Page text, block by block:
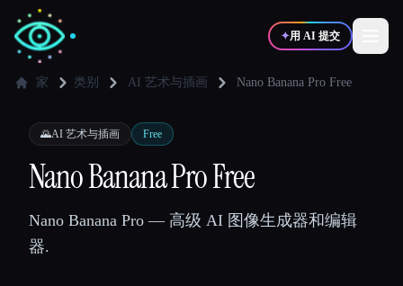
✦用 AI 提交
✍️写作者
💻 📈
🎓
家 类别 AI 艺术与插画 Nano Banana Pro Free
🌄AI 艺术与插画 Free
Nano Banana Pro Free
Nano Banana Pro — 高级 AI 图像生成器和编辑
器.